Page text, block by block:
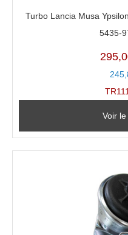
Turbo Lancia Musa
5435-
Voir